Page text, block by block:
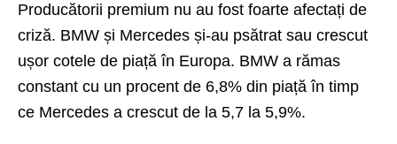
Producătorii premium nu au fost foarte afectați de
criză. BMW și Mercedes și-au psătrat sau crescut
ușor cotele de piață în Europa. BMW a rămas
constant cu un procent de 6,8% din piață în timp
ce Mercedes a crescut de la 5,7 la 5,9%.